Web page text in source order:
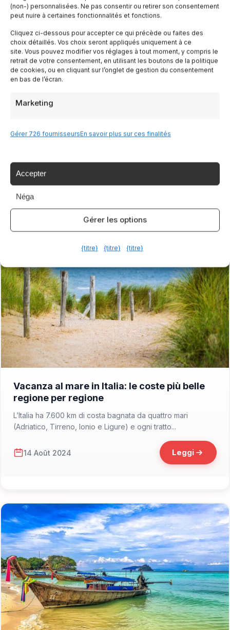
(non-) personnalisées. Ne pas consentir ou retirer son consentement
peut nuire à certaines fonctionnalités et fonctions.
Cliquez ci-dessous pour accepter ce qui précède ou faites des
choix détaillés. Vos choix seront appliqués uniquement à ce
site. Vous pouvez modifier vos réglages à tout moment, y compris le
retrait de votre consentement, en utilisant les boutons de la politique
de cookies, ou en cliquant sur l’onglet de gestion du consentement
en bas de l’écran.
Marketing
Gérer 726 fournisseursEn savoir plus sur ces finalités
Accepter
Néga
Gérer les options
{titre} {titre} {titre}
Le sagre dell’estate in Italia: musica, cibo e
tradizioni sotto le stelle
paesane dedicate a un prodotto tipico, un piatto...
21 Août 2024 Leggi
Vacanza al mare in Italia: le coste più belle
regione per regione
L’Italia ha 7.600 km di costa bagnata da quattro mari
(Adriatico, Tirreno, Ionio e Ligure) e ogni tratto...
14 Août 2024 Leggi